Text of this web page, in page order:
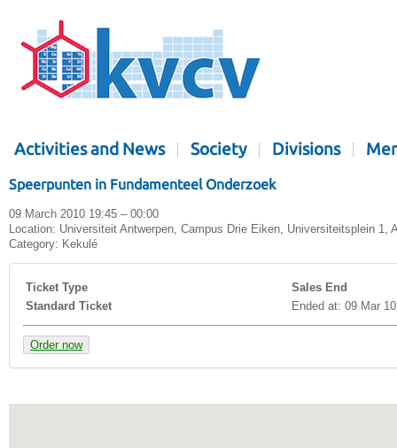
Activities and News Society Divisions
Speerpunten in Fundamenteel Onderzoek
09 March 2010 19:45 – 00:00
Location: Universiteit Antwerpen, Campus Drie Eiken, Universiteitsplein 1,
Category: Kekulé
Ticket Type
Sales End
Standard Ticket
Ended at: 09 Mar 10
Order now